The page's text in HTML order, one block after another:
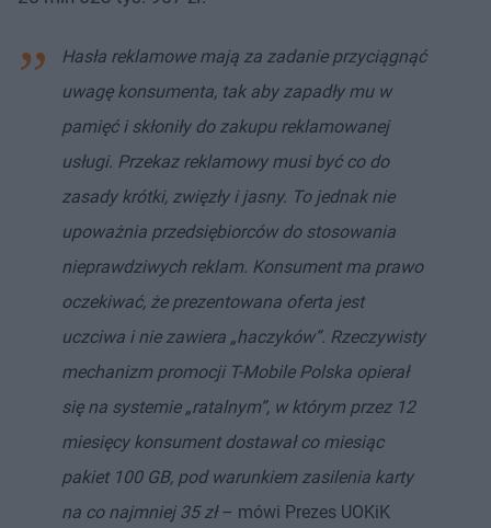
Hasła reklamowe mają za zadanie przyciągnąć
uwagę konsumenta, tak aby zapadły mu w
pamięć i skłoniły do zakupu reklamowanej
usługi. Przekaz reklamowy musi być co do
zasady krótki, zwięzły i jasny. To jednak nie
upoważnia przedsiębiorców do stosowania
nieprawdziwych reklam. Konsument ma prawo
oczekiwać, że prezentowana oferta jest
uczciwa i nie zawiera „haczyków”. Rzeczywisty
mechanizm promocji T-Mobile Polska opierał
się na systemie „ratalnym”, w którym przez 12
miesięcy konsument dostawał co miesiąc
pakiet 100 GB, pod warunkiem zasilenia karty
na co najmniej 35 zł– mówi Prezes UOKiK